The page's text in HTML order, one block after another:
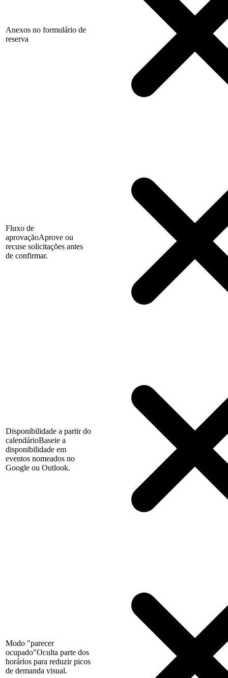
Anexos no formulário de
reserva
Fluxo de
aprovaçãoAprove ou
recuse solicitações antes
de confirmar.
Disponibilidade a partir do
calendárioBaseie a
disponibilidade em
eventos nomeados no
Google ou Outlook.
Modo "parecer
ocupado"Oculta parte dos
horários para reduzir picos
de demanda visual.